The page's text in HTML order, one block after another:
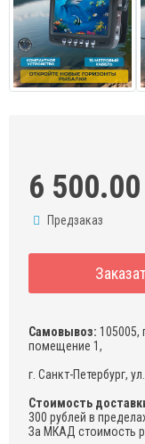
6
Предзаказ
Самовывоз: 105005,
помещение 1,
г. Санкт-Петербург,
Стоимость
300 рублей в
За МКАД стоимость